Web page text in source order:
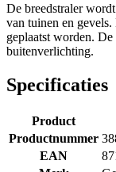
De breedstraler
van tuinen en
geplaatst worden.
buitenverlichting.
Specificaties
Product
Productnummer
EAN